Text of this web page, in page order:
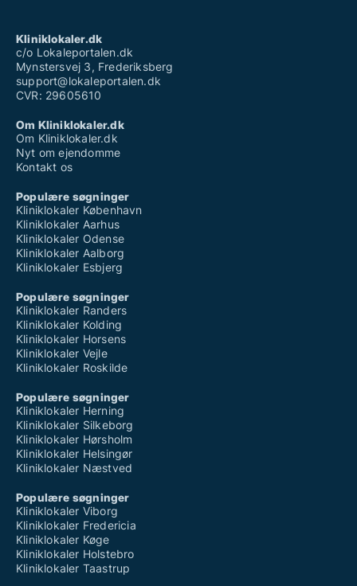
Kliniklokaler.dk
c/o Lokaleportalen.dk
Mynstersvej 3, Frederiksberg
support@lokaleportalen.dk
CVR: 29605610
Om Kliniklokaler.dk
Om Kliniklokaler.dk
Nyt om ejendomme
Kontakt os
Populære søgninger
Kliniklokaler København
Kliniklokaler Aarhus
Kliniklokaler Odense
Kliniklokaler Aalborg
Kliniklokaler Esbjerg
Populære søgninger
Kliniklokaler Randers
Kliniklokaler Kolding
Kliniklokaler Horsens
Kliniklokaler Vejle
Kliniklokaler Roskilde
Populære søgninger
Kliniklokaler Herning
Kliniklokaler Silkeborg
Kliniklokaler Hørsholm
Kliniklokaler Helsingør
Kliniklokaler Næstved
Populære søgninger
Kliniklokaler Viborg
Kliniklokaler Fredericia
Kliniklokaler Køge
Kliniklokaler Holstebro
Kliniklokaler Taastrup